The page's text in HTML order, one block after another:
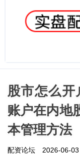
股市怎么
账户在内地
本管理方法
配资论坛 2026-06-